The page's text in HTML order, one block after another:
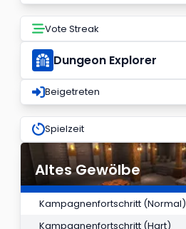
Vote Streak
Dungeon Explorer
Beigetreten
Spielzeit
Altes Gewölbe
Kampagnenfortschritt (Normal)
Kampagnenfortschritt (Hart)